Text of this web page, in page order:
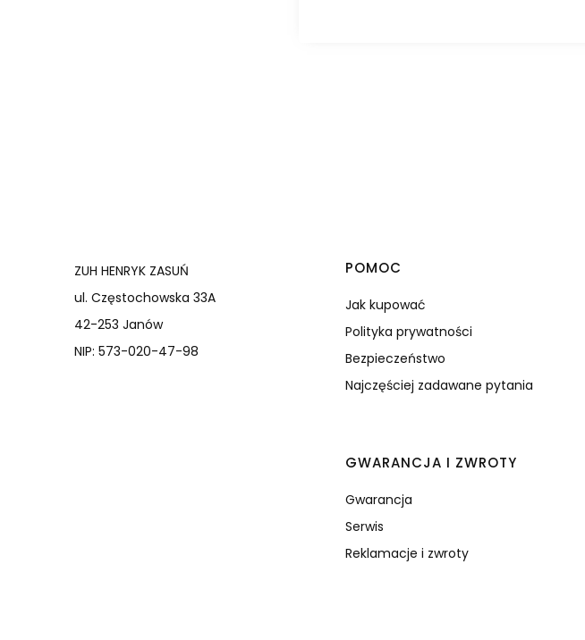
ZUH HENRYK ZASUŃ
ul. Częstochowska 33A
42-253 Janów
NIP: 573-020-47-98
Linki w stopce
POMOC
Jak kupować
Polityka prywatności
Bezpieczeństwo
Najczęściej zadawane pytania
GWARANCJA I ZWROTY
Gwarancja
Serwis
Reklamacje i zwroty